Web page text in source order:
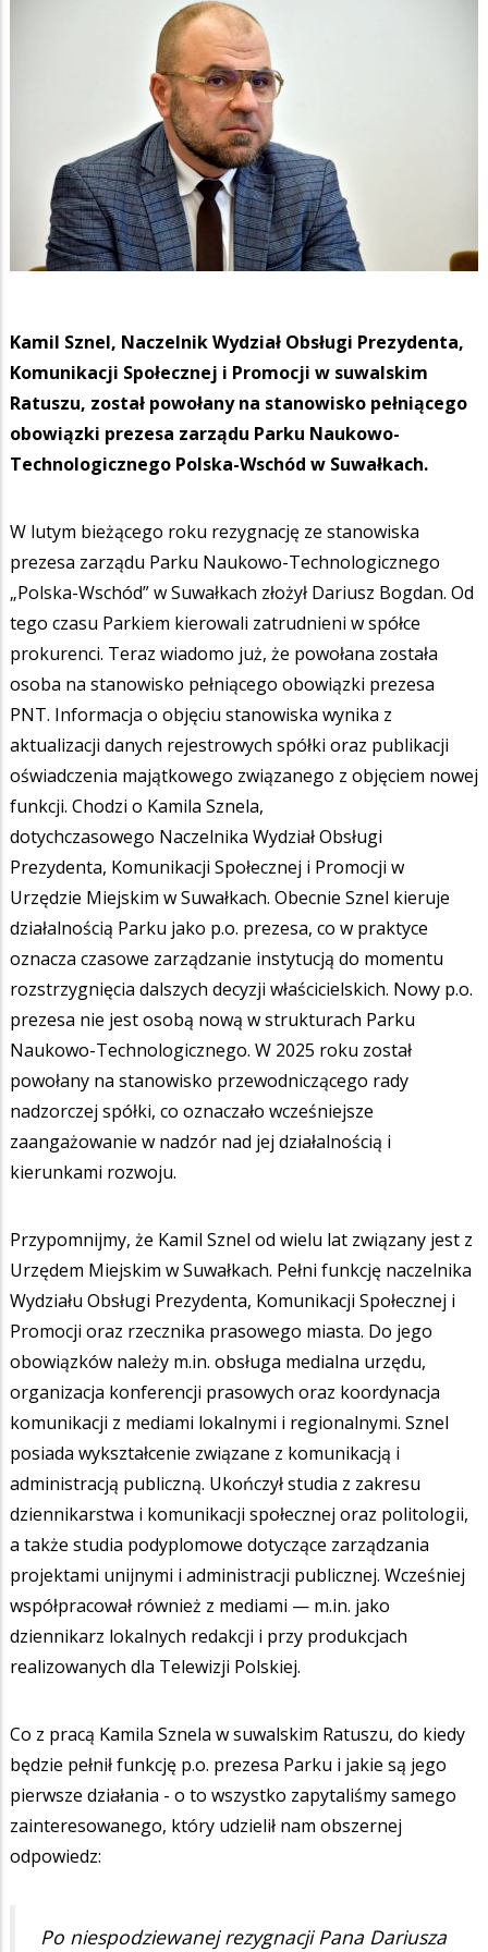
Kamil Sznel, Naczelnik Wydział Obsługi Prezydenta,
Komunikacji Społecznej i Promocji w suwalskim
Ratuszu, został powołany na stanowisko pełniącego
obowiązki prezesa zarządu Parku Naukowo-
Technologicznego Polska-Wschód w Suwałkach.
W lutym bieżącego roku rezygnację ze stanowiska
prezesa zarządu Parku Naukowo-Technologicznego
„Polska-Wschód” w Suwałkach złożył Dariusz Bogdan. Od
tego czasu Parkiem kierowali zatrudnieni w spółce
prokurenci. Teraz wiadomo już, że powołana została
osoba na stanowisko pełniącego obowiązki prezesa
PNT. Informacja o objęciu stanowiska wynika z
aktualizacji danych rejestrowych spółki oraz publikacji
oświadczenia majątkowego związanego z objęciem nowej
funkcji. Chodzi o Kamila Sznela,
dotychczasowego Naczelnika Wydział Obsługi
Prezydenta, Komunikacji Społecznej i Promocji w
Urzędzie Miejskim w Suwałkach. Obecnie Sznel kieruje
działalnością Parku jako p.o. prezesa, co w praktyce
oznacza czasowe zarządzanie instytucją do momentu
rozstrzygnięcia dalszych decyzji właścicielskich. Nowy p.o.
prezesa nie jest osobą nową w strukturach Parku
Naukowo-Technologicznego. W 2025 roku został
powołany na stanowisko przewodniczącego rady
nadzorczej spółki, co oznaczało wcześniejsze
zaangażowanie w nadzór nad jej działalnością i
kierunkami rozwoju.
Przypomnijmy, że Kamil Sznel od wielu lat związany jest z
Urzędem Miejskim w Suwałkach. Pełni funkcję naczelnika
Wydziału Obsługi Prezydenta, Komunikacji Społecznej i
Promocji oraz rzecznika prasowego miasta. Do jego
obowiązków należy m.in. obsługa medialna urzędu,
organizacja konferencji prasowych oraz koordynacja
komunikacji z mediami lokalnymi i regionalnymi. Sznel
posiada wykształcenie związane z komunikacją i
administracją publiczną. Ukończył studia z zakresu
dziennikarstwa i komunikacji społecznej oraz politologii,
a także studia podyplomowe dotyczące zarządzania
projektami unijnymi i administracji publicznej. Wcześniej
współpracował również z mediami — m.in. jako
dziennikarz lokalnych redakcji i przy produkcjach
realizowanych dla Telewizji Polskiej.
Co z pracą Kamila Sznela w suwalskim Ratuszu, do kiedy
będzie pełnił funkcję p.o. prezesa Parku i jakie są jego
pierwsze działania - o to wszystko zapytaliśmy samego
zainteresowanego, który udzielił nam obszernej
odpowiedz:
Po niespodziewanej rezygnacji Pana Dariusza